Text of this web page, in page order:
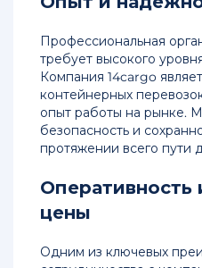
Полезно
Профессиональная
требует высокого
Компания 14cargo
контейнерных
опыт работы на рынке.
безопасность и
протяжении всего пути
Оперативность
цены
Одним из ключевых